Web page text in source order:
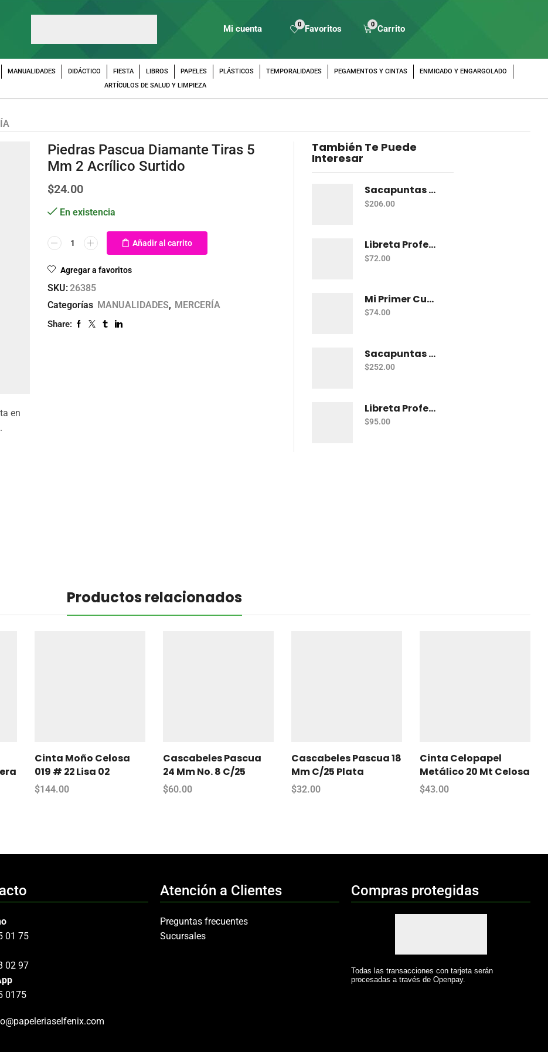
Mi cuenta 0 Favoritos 0 Carrito
MANUALIDADES DIDÁCTICO FIESTA LIBROS PAPELES PLÁSTICOS TEMPORALIDADES PEGAMENTOS Y CINTAS
ENMICADO Y ENGARGOLADO
ARTÍCULOS DE SALUD Y LIMPIEZA
en
Piedras Pascua Diamante Tiras 5
Mm 2 Acrílico Surtido
$24.00
En existencia
Añadir al carrito
Agregar a favoritos
SKU:26385
Categorías MANUALIDADES, MERCERÍA
Share:
También Te Puede
Interesar
Sacapuntas Maped Shaker 2 Orificios - Bote Con 12
$206.00
Libreta Profesional De Espiral Norma Color 100 H C-7
$72.00
Mi Primer Cuaderno Cuadritos "A" (10Mm) 50 Hojas Norma
$74.00
Sacapuntas Kores Kolorito Lapiz 1 Orif C/20
$252.00
Libreta Profesional De Espiral Printaform Arcoiris Pastel 100 H Ry
$95.00
Productos relacionados
Cinta Moño Celosa
019 # 22 Lisa 02
$144.00
Cascabeles Pascua
24 Mm No. 8 C/25
$60.00
Cascabeles Pascua 18
Mm C/25 Plata
$32.00
Cinta Celopapel
Metálico 20 Mt Celosa
$43.00
01 75
02 97
0175
Atención a Clientes
Preguntas frecuentes
Sucursales
Compras protegidas
Todas las transacciones con tarjeta serán
procesadas a través de Openpay.